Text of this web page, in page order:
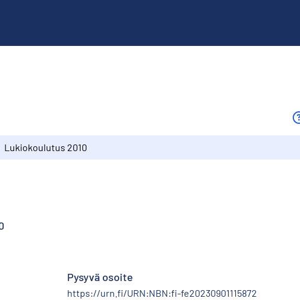
Lukiokoulutus 2010
Pysyvä osoite
https://urn.fi/URN:NBN:fi-fe20230901115872